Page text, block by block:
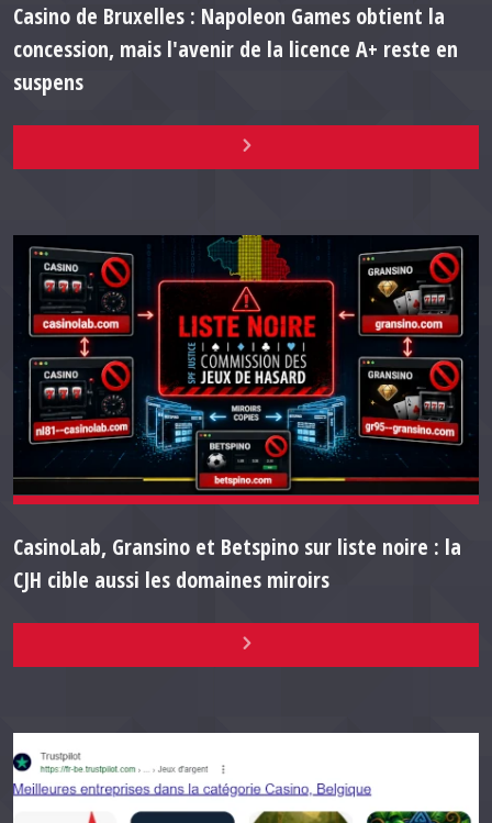
Casino de Bruxelles : Napoleon Games obtient la
concession, mais l'avenir de la licence A+ reste en
suspens
CasinoLab, Gransino et Betspino sur liste noire : la
CJH cible aussi les domaines miroirs